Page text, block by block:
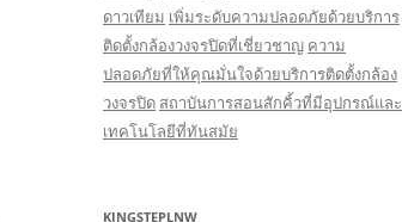
ดาวเทียม เพิ่มระดับความปลอดภัยด้วยบริการ
ติดตั้งกล้องวงจรปิดที่เชี่ยวชาญ ความ
ปลอดภัยที่ให้คุณมั่นใจด้วยบริการติดตั้งกล้อง
วงจรปิด สถาบันการสอนสักคิ้วที่มีอุปกรณ์และ
เทคโนโลยีที่ทันสมัย
KINGSTEPLNW